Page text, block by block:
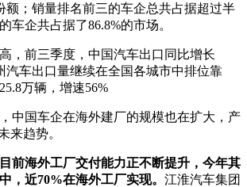
额；销量排名前三的车企总共占据超过半
车企共占据了86.8%的市场。
，前三季度，中国汽车出口同比增长
汽车出口量继续在全国各城市中排位靠
万辆，增速56%
中国车企在海外建厂的规模也在扩大，产
来趋势。
前海外工厂交付能力正不断提升，今年其
，近70%在海外工厂实现。 江淮汽车集团